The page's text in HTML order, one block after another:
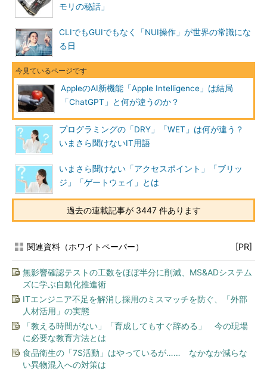
モリの秘話」
CLIでもGUIでもなく「NUI操作」が世界の常識にな
る日
AppleのAI新機能「Apple Intelligence」は結局
「ChatGPT」と何が違うのか？
プログラミングの「DRY」「WET」は何が違う？
いまさら聞けないIT用語
いまさら聞けない「アクセスポイント」「ブリッ
ジ」「ゲートウェイ」とは
過去の連載記事が 3447 件あります
関連資料（ホワイトペーパー） [PR]
無影響確認テストの工数をほぼ半分に削減、MS&ADシステム
ズに学ぶ自動化推進術
ITエンジニア不足を解消し採用のミスマッチを防ぐ、「外部
人材活用」の実態
「教える時間がない」「育成してもすぐ辞める」 今の現場
に必要な教育方法とは
食品衛生の「7S活動」はやっているが…… なかなか減らな
い異物混入への対策は